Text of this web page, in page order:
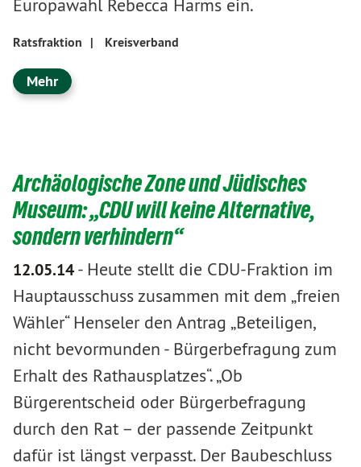
Europawahl Rebecca Harms ein.
Ratsfraktion | Kreisverband
Mehr
Archäologische Zone und Jüdisches
Museum: „CDU will keine Alternative,
sondern verhindern“
12.05.14- Heute stellt die CDU-Fraktion im
Hauptausschuss zusammen mit dem „freien
Wähler“ Henseler den Antrag „Beteiligen,
nicht bevormunden - Bürgerbefragung zum
Erhalt des Rathausplatzes“. „Ob
Bürgerentscheid oder Bürgerbefragung
durch den Rat – der passende Zeitpunkt
dafür ist längst verpasst. Der Baubeschluss